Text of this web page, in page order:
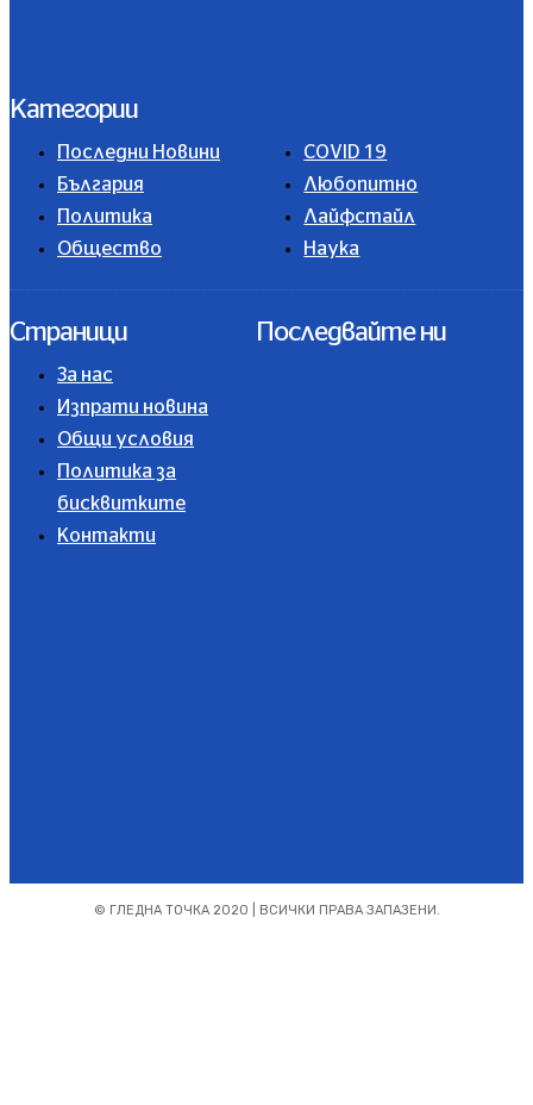
Категории
Последни Новини
България
Политика
Общество
COVID 19
Любопитно
Лайфстайл
Наука
Страници
За нас
Изпрати новина
Общи условия
Политика за
бисквитките
Контакти
Последвайте ни
© ГЛЕДНА ТОЧКА 2020 | ВСИЧКИ ПРАВА ЗАПАЗЕНИ.